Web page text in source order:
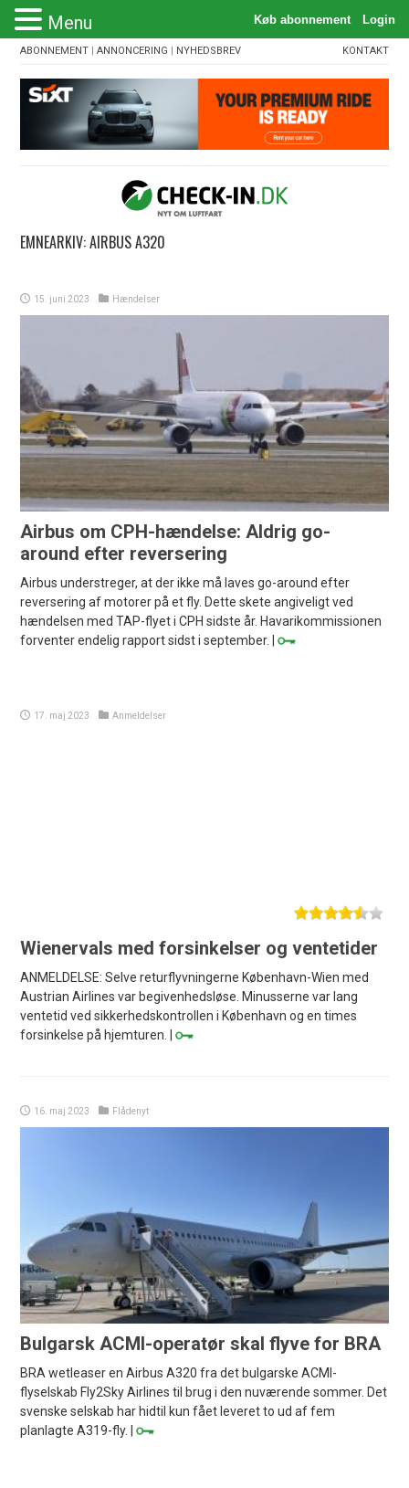
ABONNEMENT |ANNONCERING | NYHEDSBREV KONTAKT
EMNEARKIV:AIRBUS A320
15. juni 2023 Hændelser
Airbus om CPH-hændelse: Aldrig go-
around efter reversering
Airbus understreger, at der ikke må laves go-around efter
reversering af motorer på et fly. Dette skete angiveligt ved
hændelsen med TAP-flyet i CPH sidste år. Havarikommissionen
forventer endelig rapport sidst i september. |
17. maj 2023 Anmeldelser
Wienervals med forsinkelser og ventetider
ANMELDELSE: Selve returflyvningerne København-Wien med
Austrian Airlines var begivenhedsløse. Minusserne var lang
ventetid ved sikkerhedskontrollen i København og en times
forsinkelse på hjemturen. |
16. maj 2023 Flådenyt
Bulgarsk ACMI-operatør skal flyve for BRA
BRA wetleaser en Airbus A320 fra det bulgarske ACMI-
flyselskab Fly2Sky Airlines til brug i den nuværende sommer. Det
svenske selskab har hidtil kun fået leveret to ud af fem
planlagte A319-fly. |
Menu